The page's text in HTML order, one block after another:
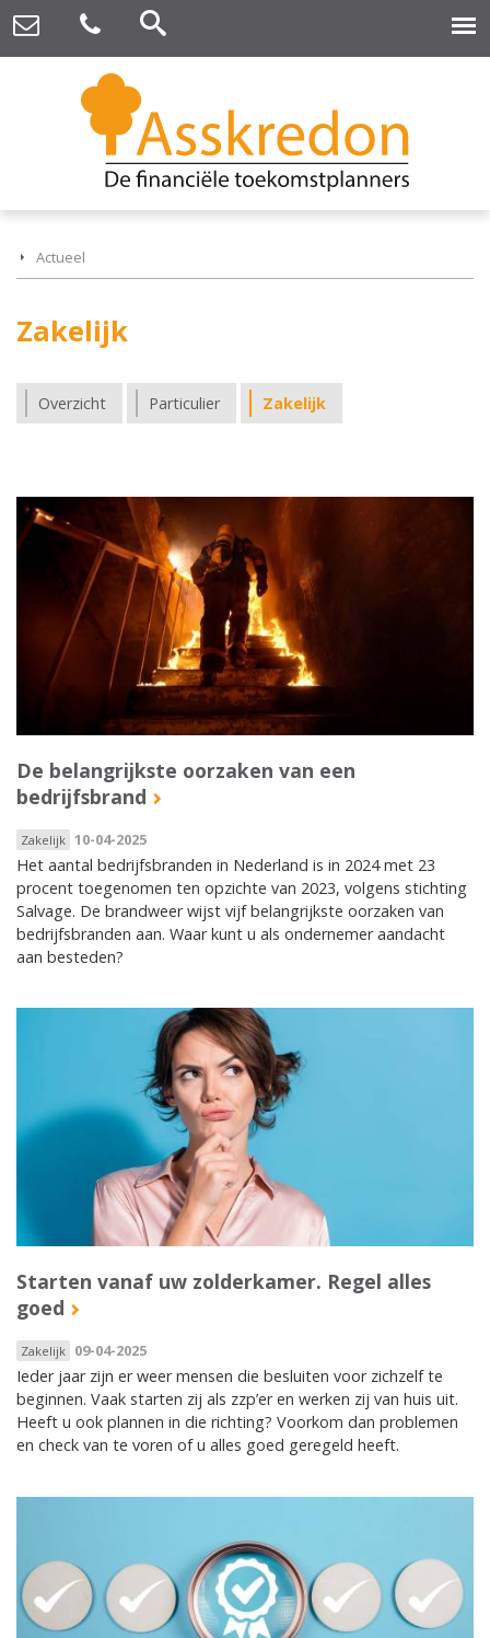
Actueel
Zakelijk
Overzicht Particulier Zakelijk
De belangrijkste oorzaken van een
bedrijfsbrand
Zakelijk 10-04-2025
Het aantal bedrijfsbranden in Nederland is in 2024 met 23
procent toegenomen ten opzichte van 2023, volgens stichting
Salvage. De brandweer wijst vijf belangrijkste oorzaken van
bedrijfsbranden aan. Waar kunt u als ondernemer aandacht
aan besteden?
Starten vanaf uw zolderkamer. Regel alles
goed
Zakelijk 09-04-2025
Ieder jaar zijn er weer mensen die besluiten voor zichzelf te
beginnen. Vaak starten zij als zzp’er en werken zij van huis uit.
Heeft u ook plannen in die richting? Voorkom dan problemen
en check van te voren of u alles goed geregeld heeft.